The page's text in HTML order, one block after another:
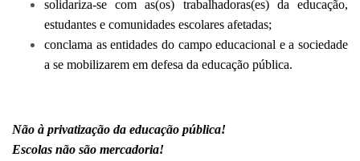
solidariza-se com as(os) trabalhadoras(es) da educação,
estudantes e comunidades escolares afetadas;
conclama as entidades do campo educacional e a sociedade
a se mobilizarem em defesa da educação pública.
Não à privatização da educação pública!
Escolas não são mercadoria!